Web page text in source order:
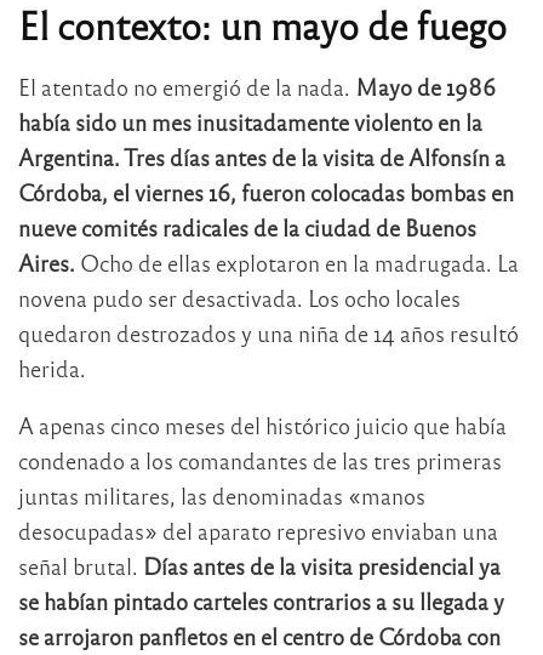
El contexto: un mayo de fuego
El atentado no emergió de la nada. Mayo de 1986
había sido un mes inusitadamente violento en la
Argentina. Tres días antes de la visita de Alfonsín a
Córdoba, el viernes 16, fueron colocadas bombas en
nueve comités radicales de la ciudad de Buenos
Aires. Ocho de ellas explotaron en la madrugada. La
novena pudo ser desactivada. Los ocho locales
quedaron destrozados y una niña de 14 años resultó
herida.
A apenas cinco meses del histórico juicio que había
condenado a los comandantes de las tres primeras
juntas militares, las denominadas «manos
desocupadas» del aparato represivo enviaban una
señal brutal. Días antes de la visita presidencial ya
se habían pintado carteles contrarios a su llegada y
se arrojaron panfletos en el centro de Córdoba con